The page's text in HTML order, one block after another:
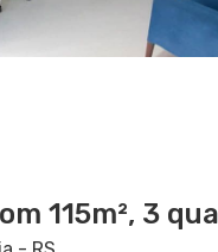
115m², 3